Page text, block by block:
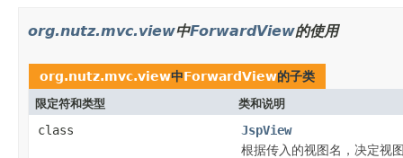
org.nutz.mvc.view中ForwardView的使用
org.nutz.mvc.view中ForwardView的子类
限定符和类型 类和说明
class
JspView
根据传入的视图名，决定视